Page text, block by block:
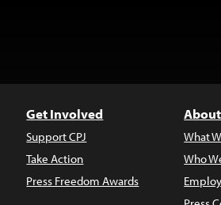
Get Involved
Support CPJ
Take Action
Press Freedom Awards
What
Who